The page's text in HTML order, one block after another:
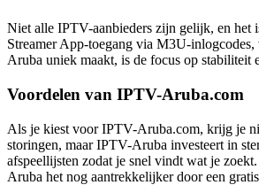
Niet alle IPTV-aanbieders zijn gelijk, en het
Streamer App-toegang via M3U-
Aruba uniek maakt, is de focus op stabiliteit
Voordelen van IPTV-Aruba.com
Als je kiest voor IPTV-Aruba.com, krijg je
storingen, maar IPTV-Aruba investeert in
afspeellijsten zodat je snel vindt wat je
Aruba het nog aantrekkelijker door een